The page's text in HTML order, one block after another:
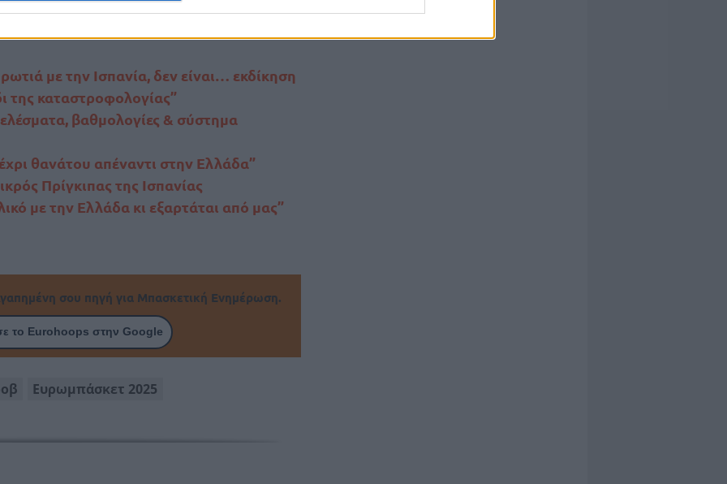
με την Ισπανία, δεν είναι… εκδίκηση
της καταστροφολογίας”
βαθμολογίες & σύστημα
θανάτου απέναντι στην Ελλάδα”
Πρίγκιπας της Ισπανίας
με την Ελλάδα κι εξαρτάται από μας”
σου πηγή για Μπασκετική Ενημέρωση.
το Eurohoops στην Google
Ευρωμπάσκετ 2025